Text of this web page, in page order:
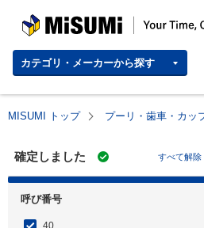
MISUMI | Your Time, Our Priority
カテゴリ・メーカーから探す
MISUMI トップ プーリ・歯車・カッ
確定しました すべて解除
呼び番号
40